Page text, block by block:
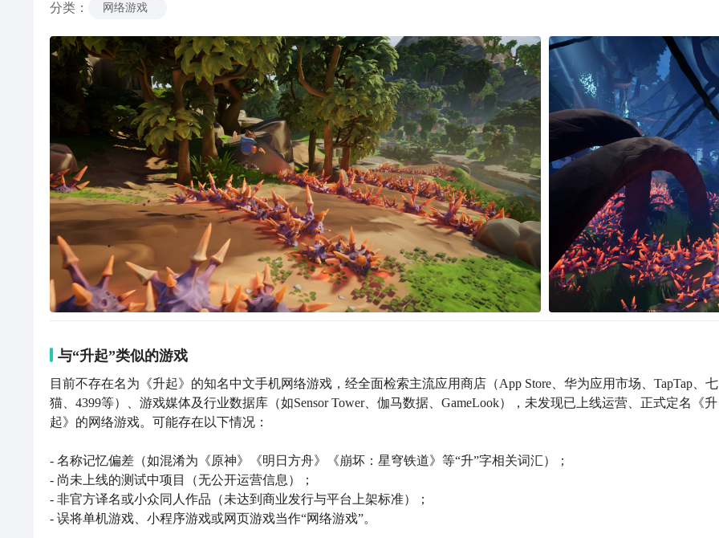
分类 ： 网络游戏
与“升起”类似的游戏
目前不存在名为《升起》的知名中文手机网络游戏，经全面检索主流应用商店（App Store、华为应用市场、TapTap、七
猫、4399等）、游戏媒体及行业数据库（如Sensor Tower、伽马数据、GameLook），未发现已上线运营、正式定名《升
起》的网络游戏。可能存在以下情况：
- 名称记忆偏差（如混淆为《原神》《明日方舟》《崩坏：星穹铁道》等“升”字相关词汇）；
- 尚未上线的测试中项目（无公开运营信息）；
- 非官方译名或小众同人作品（未达到商业发行与平台上架标准）；
- 误将单机游戏、小程序游戏或网页游戏当作“网络游戏”。